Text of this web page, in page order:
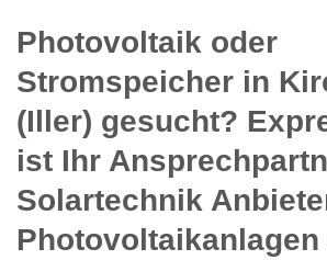
Photovoltaik oder
Stromspeicher in
(Iller) gesucht?
ist Ihr
Solartechnik
Photovoltaikanlagen